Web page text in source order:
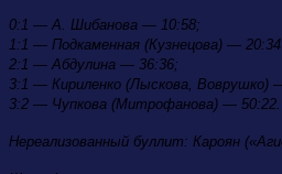
0:1 — А. Шибанова — 10:58;
1:1 — Подкаменная (Кузнецова) — 20:34
2:1 — Абдулина — 36:36;
3:1 — Кириленко (Лыскова, Воврушко)
3:2 — Чупкова (Митрофанова) — 50:22.
Нереализованный буллит: Кароян